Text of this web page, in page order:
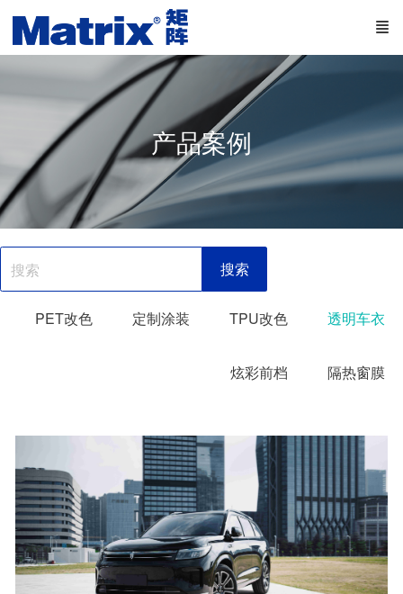
产品案例
搜索
PET改色 定制涂装 TPU改色 透明车衣
炫彩前档 隔热窗膜